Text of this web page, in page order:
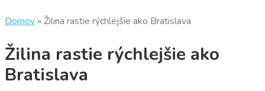
Domov » Žilina rastie rýchlejšie ako Bratislava
Žilina rastie rýchlejšie ako
Bratislava